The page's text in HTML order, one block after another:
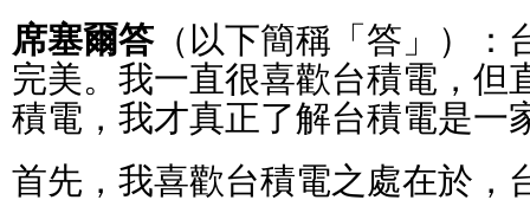
席塞爾答（以下簡稱「答」）：
完美。我一直很喜歡台積電，但
積電，我才真正了解台積電是一
首先，我喜歡台積電之處在於，